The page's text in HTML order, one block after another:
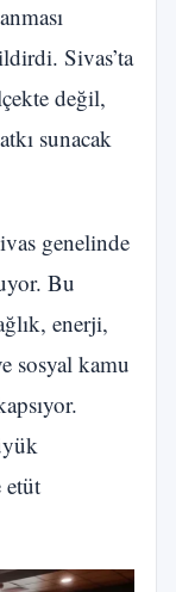
Sivas’ta
değil,
sunacak
genelinde
Bu
enerji,
sosyal kamu
etüt